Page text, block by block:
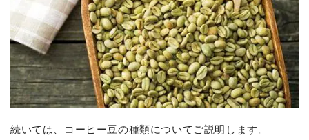
続いては、コーヒー豆の種類についてご説明します。